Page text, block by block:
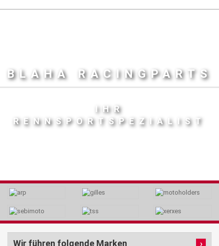
BLAHA RACINGPARTS
IHR
RENNSPORTSPEZIALIST
Wir führen folgende Marken